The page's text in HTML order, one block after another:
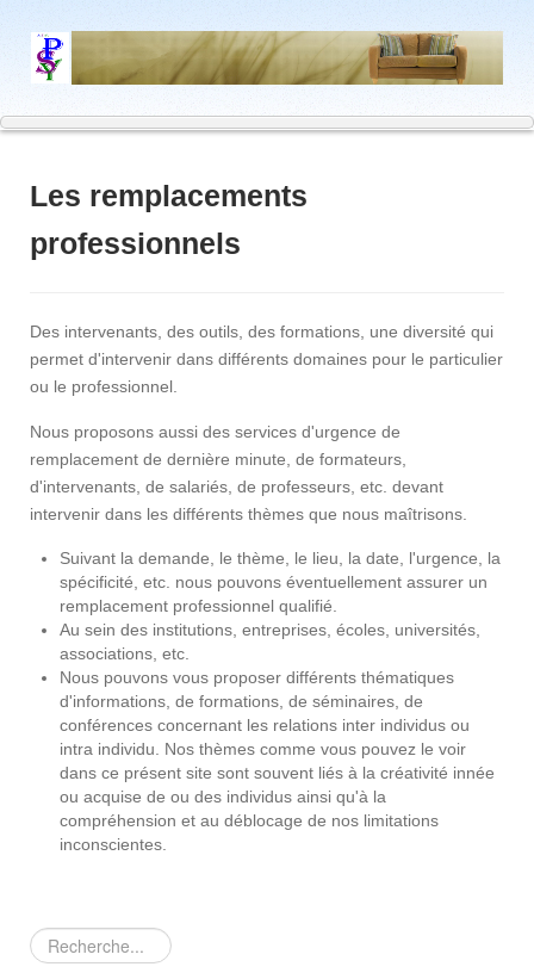
Les remplacements
professionnels
Des intervenants, des outils, des formations, une diversité qui
permet d'intervenir dans différents domaines pour le particulier
ou le professionnel.
Nous proposons aussi des services d'urgence de
remplacement de dernière minute, de formateurs,
d'intervenants, de salariés, de professeurs, etc. devant
intervenir dans les différents thèmes que nous maîtrisons.
Suivant la demande, le thème, le lieu, la date, l'urgence, la
spécificité, etc. nous pouvons éventuellement assurer un
remplacement professionnel qualifié.
Au sein des institutions, entreprises, écoles, universités,
associations, etc.
Nous pouvons vous proposer différents thématiques
d'informations, de formations, de séminaires, de
conférences concernant les relations inter individus ou
intra individu. Nos thèmes comme vous pouvez le voir
dans ce présent site sont souvent liés à la créativité innée
ou acquise de ou des individus ainsi qu'à la
compréhension et au déblocage de nos limitations
inconscientes.
Rechercher